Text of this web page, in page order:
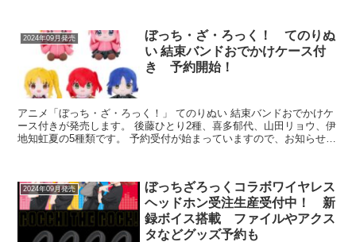
2024年09月発売
ぼっち・ざ・ろっく！ てのりぬ
い 結束バンドおでかけケース付
き 予約開始！
アニメ「ぼっち・ざ・ろっく！」 てのりぬい 結束バンドおでかけケ
ース付きが発売します。 後藤ひとり2種、喜多郁代、山田リョウ、伊
地知虹夏の5種類です。 予約受付が始まっていますので、お知らせし
2024年09月発売
ぼっちざろっくコラボワイヤレス
ヘッドホン受注生産受付中！ 新
録ボイス搭載 ファイルやアクス
タなどグッズ予約も